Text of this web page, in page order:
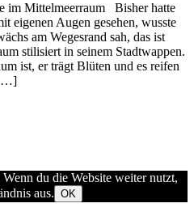
im Mittelmeerraum Bisher hatte
eigenen Augen gesehen, wusste
am Wegesrand sah, das ist
stilisiert in seinem Stadtwappen.
ist, er trägt Blüten und es reifen
[…]
du die Website weiter nutzt,
aus. OK